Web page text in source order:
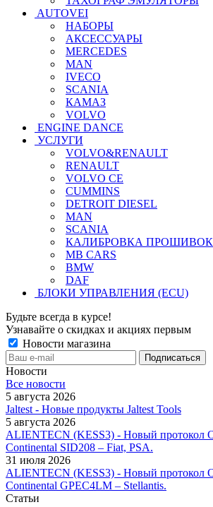
AUTOVEI
НАБОРЫ
АКСЕССУАРЫ
MERCEDES
MAN
IVECO
SCANIA
КАМАЗ
VOLVO
ENGINE DANCE
УСЛУГИ
VOLVO&RENAULT
RENAULT
VOLVO CE
CUMMINS
DETROIT DIESEL
MAN
SCANIA
КАЛИБРОВКА ПРОШИВОК
MB CARS
BMW
DAF
БЛОКИ УПРАВЛЕНИЯ (ECU)
Будьте всегда в курсе!
Узнавайте о скидках и акциях первым
Новости магазина
Новости
Все новости
5 августа 2026
Jaltest - Новые продукты Jaltest Tools
5 августа 2026
ALIENTECN (KESS3) - Новый протокол
Continental SID208 – Fiat, PSA.
31 июля 2026
ALIENTECN (KESS3) - Новый протокол
Continental GPEC4LM – Stellantis.
Статьи